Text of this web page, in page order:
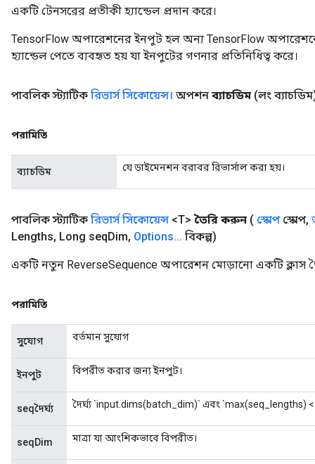
একটি টেনসরের প্রতীকী হ্যান্ডেল প্রদান করে।
TensorFlow অপারেশনের ইনপুট হল অন্য TensorFlow
হ্যান্ডেল পেতে ব্যবহৃত হয় যা ইনপুটের গণনার প্রতিনিধিত্ব করে।
পাবলিক স্ট্যাটিক রিভার্স সিকোয়েন্স। অপশন ব্যাচডিম (লং
পরামিতি
ব্যাচডিম যে ডাইমেনশন বরাবর রিভার্সাল করা হয়।
পাবলিক স্ট্যাটিক রিভার্স সিকোয়েন্স <T> তৈরি করুন ( স্কোপস্কোপ,
Lengths, Long seqDim, Options... বিকল্প)
একটি নতুন ReverseSequence অপারেশন মোড়ানো একটি ক্লাস
পরামিতি
সুযোগ বর্তমান সুযোগ
ইনপুট বিপরীত করার জন্য ইনপুট।
seqদৈর্ঘ্য দৈর্ঘ্য `input.dims(batch_dim)` এবং `max(seq_lengths)
seqDim মাত্রা যা আংশিকভাবে বিপরীত।